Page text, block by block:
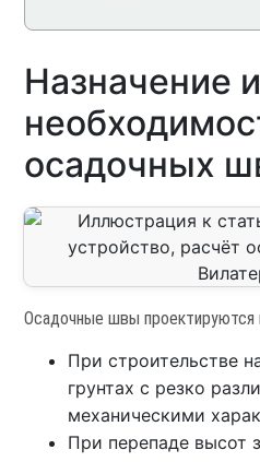
Назначение и
осадочных
Осадочные швы проектируются
При строительстве
грунтах с резко
механическими
При перепаде высот